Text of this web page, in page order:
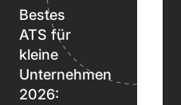
Bestes
ATS für
kleine
Unternehmen
2026: